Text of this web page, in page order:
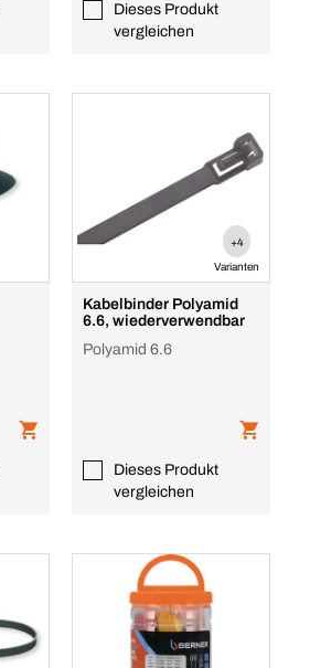
Dieses Produkt
vergleichen
+4
Varianten
Kabelbinder Polyamid
6.6, wiederverwendbar
Polyamid 6.6
Dieses Produkt
vergleichen